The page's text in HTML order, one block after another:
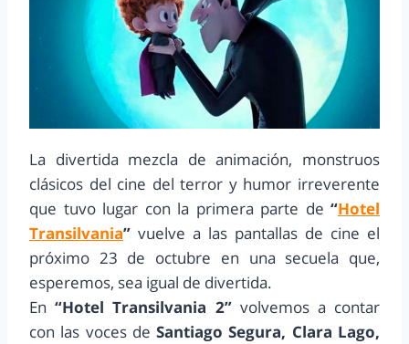
La divertida mezcla de animación, monstruos
clásicos del cine del terror y humor irreverente
que tuvo lugar con la primera parte de “Hotel
Transilvania” vuelve a las pantallas de cine el
próximo 23 de octubre en una secuela que,
esperemos, sea igual de divertida.
En“Hotel Transilvania 2”volvemos a contar
con las voces de Santiago Segura, Clara Lago,